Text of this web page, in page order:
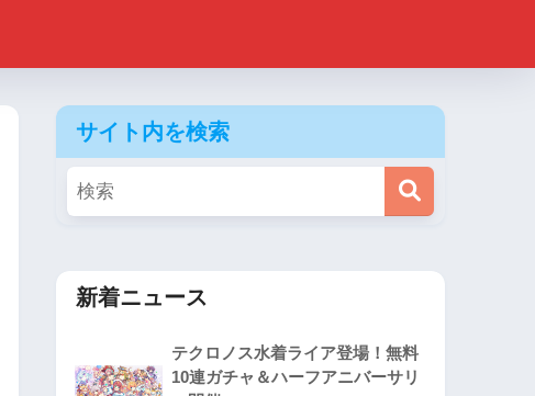
サイト内を検索
新着ニュース
テクロノス水着ライア登場！無料
10連ガチャ＆ハーフアニバーサリ